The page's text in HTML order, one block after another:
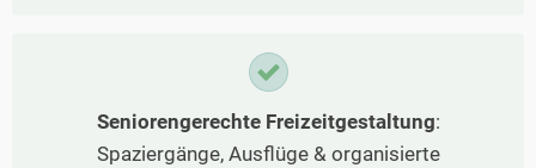
Seniorengerechte Freizeitgestaltung:
Spaziergänge, Ausflüge & organisierte